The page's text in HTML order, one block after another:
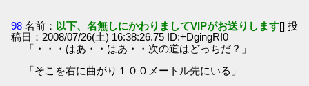
98 名前： 以下、名無しにかわりましてVIPがお送りします[] 投
稿日：2008/07/26(土) 16:38:26.75 ID:+DgingRI0
「・・・はあ・・はあ・・次の道はどっちだ？」
「そこを右に曲がり１００メートル先にいる」